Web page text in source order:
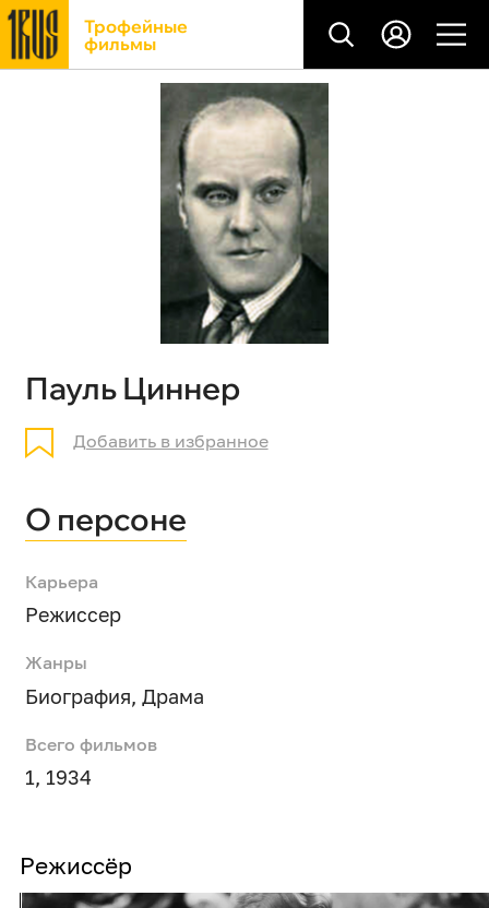
Трофейные
фильмы
Пауль Циннер
Добавить в избранное
О персоне
Карьера
Режиссер
Жанры
Биография, Драма
Всего фильмов
1, 1934
Режиссёр